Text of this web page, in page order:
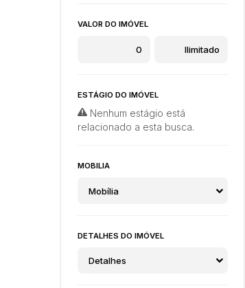
VALOR DO IMÓVEL
ESTÁGIO DO IMÓVEL
Nenhum estágio está
relacionado a esta busca.
MOBILIA
Mobília
DETALHES DO IMÓVEL
Detalhes